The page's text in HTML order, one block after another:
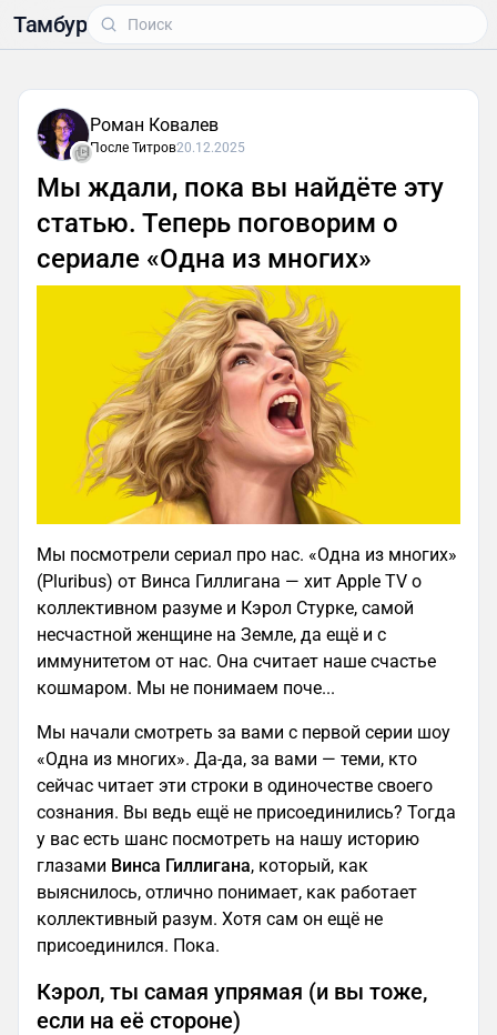
Тамбур
Роман Ковалев
После Титров20.12.2025
Мы ждали, пока вы найдёте эту
статью. Теперь поговорим о
сериале «Одна из многих»
Мы посмотрели сериал про нас. «Одна из многих»
(Pluribus) от Винса Гиллигана — хит Apple TV о
коллективном разуме и Кэрол Стурке, самой
несчастной женщине на Земле, да ещё и с
иммунитетом от нас. Она считает наше счастье
кошмаром. Мы не понимаем поче...
Мы начали смотреть за вами с первой серии шоу
«Одна из многих». Да-да, за вами — теми, кто
сейчас читает эти строки в одиночестве своего
сознания. Вы ведь ещё не присоединились? Тогда
у вас есть шанс посмотреть на нашу историю
глазами Винса Гиллигана, который, как
выяснилось, отлично понимает, как работает
коллективный разум. Хотя сам он ещё не
присоединился. Пока.
Кэрол, ты самая упрямая (и вы тоже,
если на её стороне)